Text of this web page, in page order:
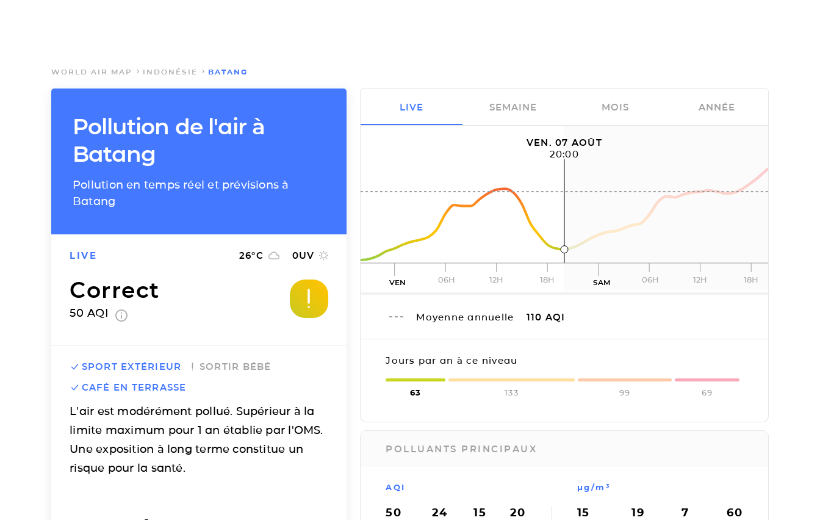
WORLD AIR MAP INDONÉSIE BATANG
Pollution de l'air à
Batang
Pollution en temps réel et prévisions à
Batang
LIVE 26°C 0UV
Correct
50 AQI
SPORT EXTÉRIEUR
SORTIR BÉBÉ
CAFÉ EN TERRASSE
L'air est modérément pollué. Supérieur à la
limite maximum pour 1 an établie par l'OMS.
Une exposition à long terme constitue un
risque pour la santé.
VEN. 07 AOÛT
20:00
VEN 06H 12H 18H SAM 06H 12H 18H
Moyenne annuelle 110 AQI
Jours par an à ce niveau
63 133 99 69
POLLUANTS PRINCIPAUX
AQI
50 24 15 20
µg/m³
15 19 7 60
LIVE SEMAINE MOIS ANNÉE